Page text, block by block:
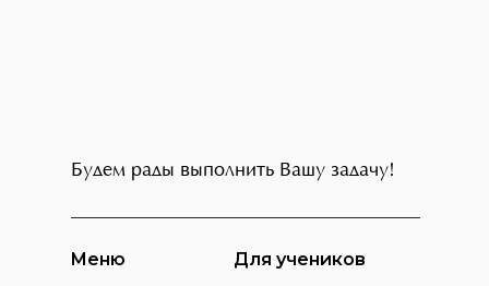
Будем рады выполнить Вашу задачу!
Для учеников
Меню